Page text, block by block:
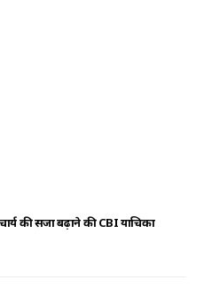
की सजा बढ़ाने की CBI याचिका